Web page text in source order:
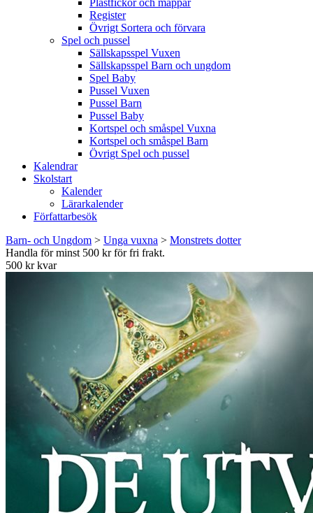
Plastfickor och mappar
Register
Övrigt Sortera och förvara
Spel och pussel
Sällskapsspel Vuxen
Sällskapsspel Barn och ungdom
Spel Baby
Pussel Vuxen
Pussel Barn
Pussel Baby
Kortspel och småspel Vuxna
Kortspel och småspel Barn
Övrigt Spel och pussel
Kalendrar
Skolstart
Kalender
Lärarkalender
Författarbesök
Barn- och Ungdom > Unga vuxna > Monstrets dotter
Handla för minst 500 kr för fri frakt.
500 kr kvar